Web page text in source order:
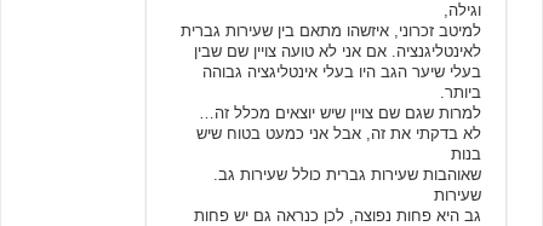
וגילה,
למיטב זכרוני, איזשהו מתאם בין שעירות גברית
לאינטליגנציה. אם אני לא טועה צויין שם שבין
בעלי שיער הגב היו בעלי אינטליגציה גבוהה
ביותר.
למרות שגם שם צויין שיש יוצאים מכלל זה…
לא בדקתי את זה, אבל אני כמעט בטוח שיש
בנות
שאוהבות שעירות גברית כולל שעירות גב.
שעירות
גב היא פחות נפוצה, לכן כנראה גם יש פחות